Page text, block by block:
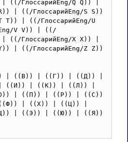
| ((/ГлоссарийEng/Q Q)) |
| ((/ГлоссарийEng/S S))
T)) | ((/ГлоссарийEng/U
V V)) | ((/
| ((/ГлоссарийEng/X X)) |
| ((/ГлоссарийEng/Z Z))
| ((В)) | ((Г)) | ((Д)) |
((И)) | ((К)) | ((Л)) |
| ((П)) | ((Р)) | ((С))
| ((Х)) | ((Ц)) |
| ((Э)) | ((Ю)) | ((Я))